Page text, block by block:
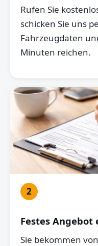
Rufen Sie
schicken Sie uns
Fahrzeugdaten
Minuten reichen.
2
Festes Angebot
Sie bekommen